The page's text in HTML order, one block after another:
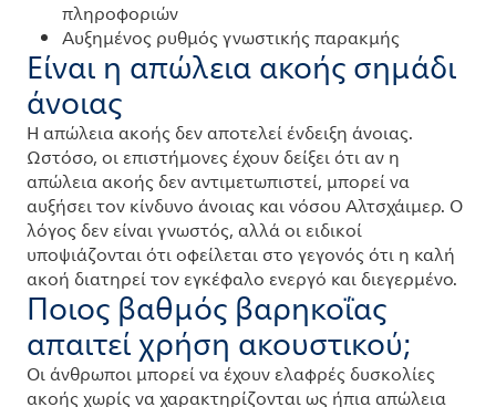
πληροφοριών
Αυξημένος ρυθμός γνωστικής παρακμής
Είναι η απώλεια ακοής σημάδι
άνοιας
Η απώλεια ακοής δεν αποτελεί ένδειξη άνοιας.
Ωστόσο, οι επιστήμονες έχουν δείξει ότι αν η
απώλεια ακοής δεν αντιμετωπιστεί, μπορεί να
αυξήσει τον κίνδυνο άνοιας και νόσου Αλτσχάιμερ. Ο
λόγος δεν είναι γνωστός, αλλά οι ειδικοί
υποψιάζονται ότι οφείλεται στο γεγονός ότι η καλή
ακοή διατηρεί τον εγκέφαλο ενεργό και διεγερμένο.
Ποιος βαθμός βαρηκοΐας
απαιτεί χρήση ακουστικού;
Οι άνθρωποι μπορεί να έχουν ελαφρές δυσκολίες
ακοής χωρίς να χαρακτηρίζονται ως ήπια απώλεια